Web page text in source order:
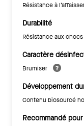
Résistance à
Durabilité
Résistance aux chocs
Caractère
Brumiser
Développement
Contenu biosourcé
Recommandé pour